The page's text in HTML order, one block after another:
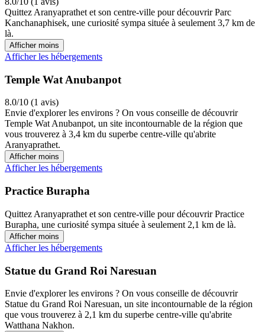
Quittez Aranyaprathet et son centre-ville pour découvrir Parc
Kanchanaphisek, une curiosité sympa située à seulement 3,7 km de
là.
Afficher moins
Afficher les hébergements
Temple Wat Anubanpot
8.0/10 (1 avis)
Envie d'explorer les environs ? On vous conseille de découvrir
Temple Wat Anubanpot, un site incontournable de la région que
vous trouverez à 3,4 km du superbe centre-ville qu'abrite
Aranyaprathet.
Afficher moins
Afficher les hébergements
Practice Burapha
Quittez Aranyaprathet et son centre-ville pour découvrir Practice
Burapha, une curiosité sympa située à seulement 2,1 km de là.
Afficher moins
Afficher les hébergements
Statue du Grand Roi Naresuan
Envie d'explorer les environs ? On vous conseille de découvrir
Statue du Grand Roi Naresuan, un site incontournable de la région
que vous trouverez à 2,1 km du superbe centre-ville qu'abrite
Watthana Nakhon.